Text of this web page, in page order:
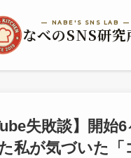
失敗談】開始
私が気づいた「